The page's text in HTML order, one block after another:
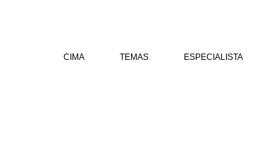
CIMA TEMAS ESPECIALISTA